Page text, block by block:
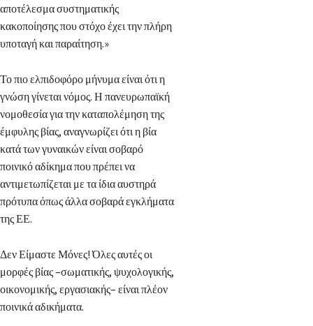
αποτέλεσμα συστηματικής
κακοποίησης που στόχο έχει την πλήρη
υποταγή και παραίτηση.»
Το πιο ελπιδοφόρο μήνυμα είναι ότι η
γνώση γίνεται νόμος. Η πανευρωπαϊκή
νομοθεσία για την καταπολέμηση της
έμφυλης βίας, αναγνωρίζει ότι η βία
κατά των γυναικών είναι σοβαρό
ποινικό αδίκημα που πρέπει να
αντιμετωπίζεται με τα ίδια αυστηρά
πρότυπα όπως άλλα σοβαρά εγκλήματα
της ΕΕ.
Δεν Είμαστε Μόνες! Όλες αυτές οι
μορφές βίας –σωματικής, ψυχολογικής,
οικονομικής, εργασιακής– είναι πλέον
ποινικά αδικήματα.